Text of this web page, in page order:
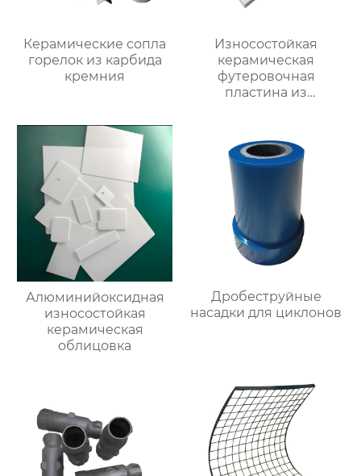
Керамические сопла
горелок из карбида
кремния
Износостойкая
керамическая
футеровочная
пластина из
Алюминийоксидная
износостойкая
керамическая
облицовка
Дробеструйные
насадки для циклонов